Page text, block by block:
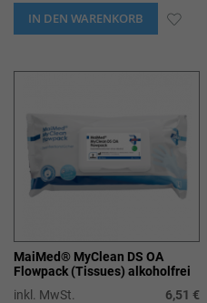
IN DEN WARENKORB ZUR
MaiMed® MyClean DS OA
Flowpack (Tissues) alkoholfrei
inkl. MwSt.
6,51 €